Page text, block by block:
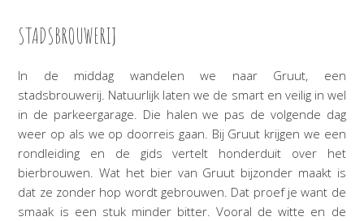
STADSBROUWERIJ
In de middag wandelen we naar Gruut, een
stadsbrouwerij. Natuurlijk laten we de smart en veilig in wel
in de parkeergarage. Die halen we pas de volgende dag
weer op als we op doorreis gaan. Bij Gruut krijgen we een
rondleiding en de gids vertelt honderduit over het
bierbrouwen. Wat het bier van Gruut bijzonder maakt is
dat ze zonder hop wordt gebrouwen. Dat proef je want de
smaak is een stuk minder bitter. Vooral de witte en de